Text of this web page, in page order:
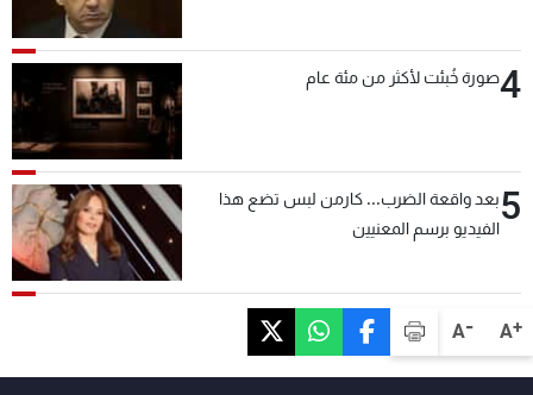
A+
A-
4صورة خُبئت لأكثر من مئة عام
5بعد واقعة الضرب... كارمن لبس تضع هذا
الفيديو برسم المعنيين